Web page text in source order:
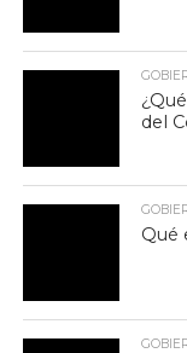
del
Qué